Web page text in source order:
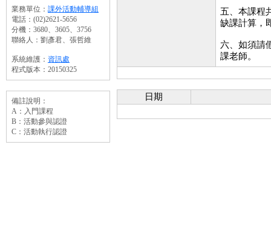
業務單位： 課外活動輔導組
電話：(02)2621-5656
分機：3680、3605、3756
聯絡人：劉彥君、張哲維
系統維護： 資訊處
程式版本：20150325
備註說明：
A：入門課程
B：活動參與認證
C：活動執行認證
五、本課程
缺課計算，
六、如須請
課老師。
日期